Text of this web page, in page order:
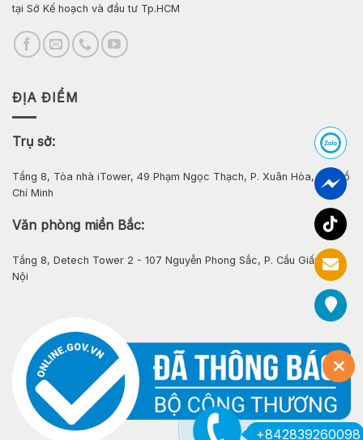
tại Sở Kế hoạch và đầu tư Tp.HCM
ĐỊA ĐIỂM
Trụ sở:
Tầng 8, Tòa nhà iTower, 49 Phạm Ngọc Thạch, P. Xuân Hòa, Tp. Hồ
Chí Minh
Văn phòng miền Bắc:
Tầng 8, Detech Tower 2 - 107 Nguyễn Phong Sắc, P. Cầu Giấy, Hà
Nội
+842839260098